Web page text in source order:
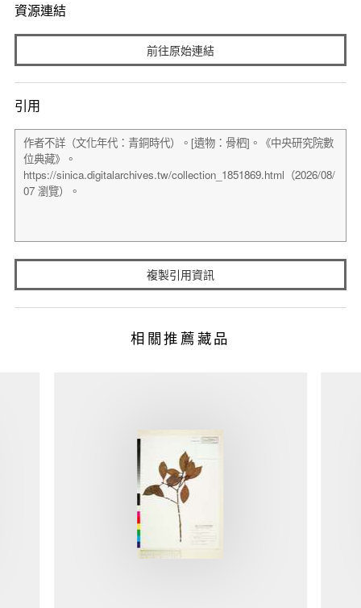
資源連結
前往原始連結
引用
複製引用資訊
相關推薦藏品